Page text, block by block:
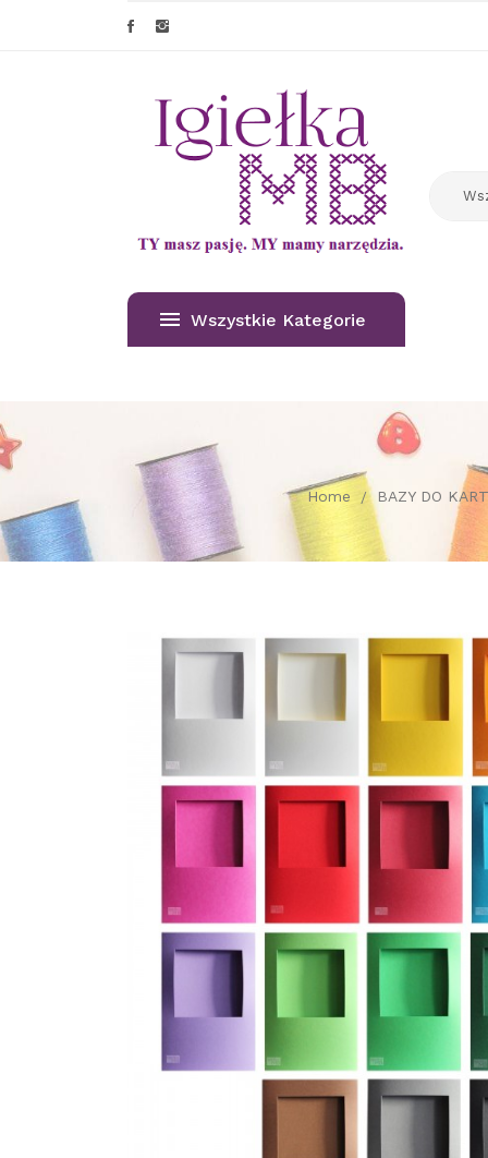
Wszystkie Kategorie
Home BAZY DO